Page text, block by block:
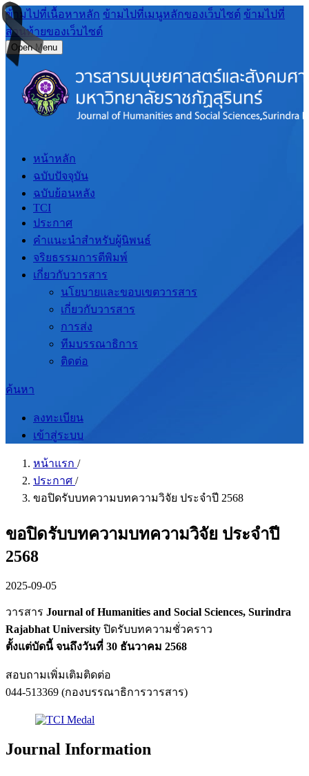
ข้ามไปที่เนื้อหาหลัก ข้ามไปที่เมนูหลักของเว็บไซต์ ข้ามไปที่
ส่วนท้ายของเว็บไซต์
Open Menu
หน้าหลัก
ฉบับปัจจุบัน
ฉบับย้อนหลัง
TCI
ประกาศ
คำแนะนำสำหรับผู้นิพนธ์
จริยธรรมการตีพิมพ์
เกี่ยวกับวารสาร
นโยบายและขอบเขตวารสาร
เกี่ยวกับวารสาร
การส่ง
ทีมบรรณาธิการ
ติดต่อ
ค้นหา
ลงทะเบียน
เข้าสู่ระบบ
หน้าแรก /
ประกาศ /
ขอปิดรับบทความบทความวิจัย ประจำปี 2568
ขอปิดรับบทความบทความวิจัย ประจำปี
2568
2025-09-05
วารสาร Journal of Humanities and Social Sciences, Surindra
Rajabhat University ปิดรับบทความชั่วคราว
ตั้งแต่บัดนี้ จนถึงวันที่ 30 ธันวาคม 2568
สอบถามเพิ่มเติมติดต่อ
044-513369 (กองบรรณาธิการวารสาร)
Journal Information